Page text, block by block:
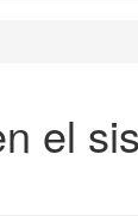
el